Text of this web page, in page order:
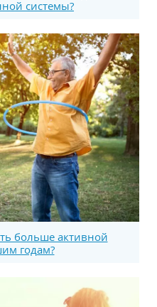
системы?
больше активной
годам?